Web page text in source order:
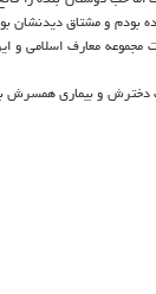
بودم و مشتاق دیدنشان
معارف اسلامی و
دخترش و بیماری